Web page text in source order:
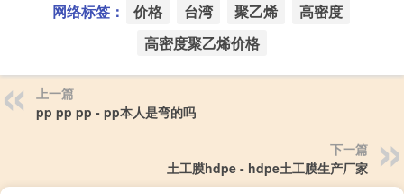
网络标签： 价格 台湾 聚乙烯
高密度
高密度聚乙烯价格
上一篇
pp pp pp - pp本人是弯的吗
下一篇
土工膜hdpe - hdpe土工膜生产厂家